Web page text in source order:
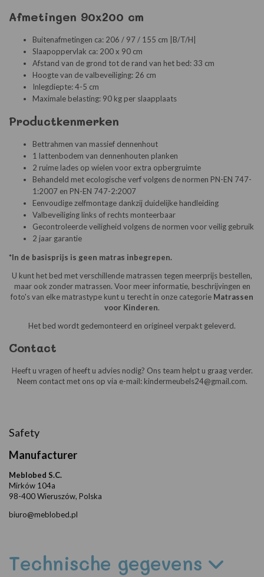
Afmetingen 90x200 cm
Buitenafmetingen ca: 206 / 97 / 155 cm |B/T/H|
Slaapoppervlak ca: 200 x 90 cm
Afstand van de grond tot de rand van het bed: 33 cm
Hoogte van de valbeveiliging: 26 cm
Inlegdiepte: 4-5 cm
Maximale belasting: 90 kg per slaapplaats
Productkenmerken
Bettrahmen van massief dennenhout
1 lattenbodem van dennenhouten planken
2 ruime lades op wielen voor extra opbergruimte
Behandeld met ecologische verf volgens de normen PN-EN 747-
1:2007 en PN-EN 747-2:2007
Eenvoudige zelfmontage dankzij duidelijke handleiding
Valbeveiliging links of rechts monteerbaar
Gecontroleerde veiligheid volgens de normen voor veilig gebruik
2 jaar garantie
*In de basisprijs is geen matras inbegrepen.
U kunt het bed met verschillende matrassen tegen meerprijs bestellen,
maar ook zonder matrassen. Voor meer informatie, beschrijvingen en
foto's van elke matrastype kunt u terecht in onze categorie Matrassen
voor Kinderen.
Het bed wordt gedemonteerd en origineel verpakt geleverd.
Contact
Heeft u vragen of heeft u advies nodig? Ons team helpt u graag verder.
Neem contact met ons op via e-mail: kindermeubels24@gmail.com.
Safety
Manufacturer
Meblobed S.C.
Mirków 104a
98-400 Wieruszów, Polska
biuro@meblobed.pl
Technische gegevens